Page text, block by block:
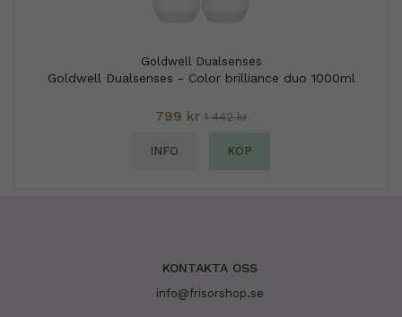
Goldwell Dualsenses
Goldwell Dualsenses - Color brilliance duo 1000ml
799 kr 1 442 kr
INFO KÖP
KONTAKTA OSS
info@frisorshop.se